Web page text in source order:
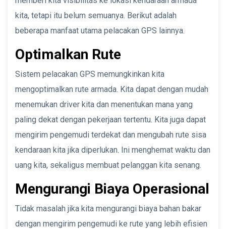
kita, tetapi itu belum semuanya. Berikut adalah
beberapa manfaat utama pelacakan GPS lainnya.
Optimalkan Rute
Sistem pelacakan GPS memungkinkan kita
mengoptimalkan rute armada. Kita dapat dengan mudah
menemukan driver kita dan menentukan mana yang
paling dekat dengan pekerjaan tertentu. Kita juga dapat
mengirim pengemudi terdekat dan mengubah rute sisa
kendaraan kita jika diperlukan. Ini menghemat waktu dan
uang kita, sekaligus membuat pelanggan kita senang.
Mengurangi Biaya Operasional
Tidak masalah jika kita mengurangi biaya bahan bakar
dengan mengirim pengemudi ke rute yang lebih efisien